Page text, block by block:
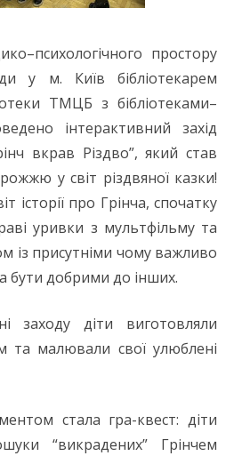
простору
у м. Київ бібліотекарем
ТМЦБ з бібліотеками–
інтерактивний захід
вкрав Різдво”, який став
у світ різдвяної казки!
історії про Грінча, спочатку
уривки з мультфільму та
із присутніми чому важливо
бути добрими до інших.
заходу діти виготовляли
та малювали свої улюблені
стала гра-квест: діти
“викрадених” Грінчем